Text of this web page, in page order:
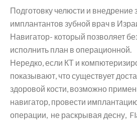
Подготовку челюсти и внедрение
имплантантов зубной врач в
Навигатор- который позволяет
исполнить план в операционной.
Нередко, если КТ и
показывают, что существует
здоровой кости, возможно
навигатор, провести
операции, не раскрывая десну,